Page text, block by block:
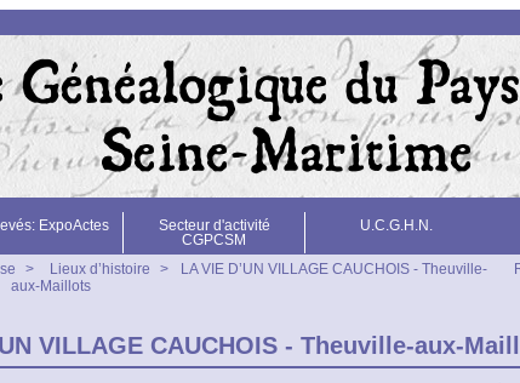
ExpoActes
Secteur d'activité
CGPCSM
U.C.G.H.N.
> Lieux d’histoire >
LA VIE D’UN VILLAGE CAUCHOIS - Theuville-
aux-Maillots
VILLAGE CAUCHOIS - Theuville-aux-